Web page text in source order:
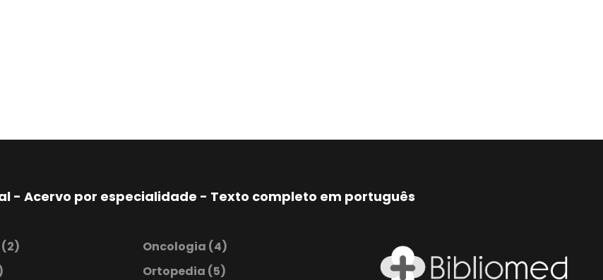
- Acervo por especialidade - Texto completo em português
(2)
Oncologia (4)
Ortopedia (5)